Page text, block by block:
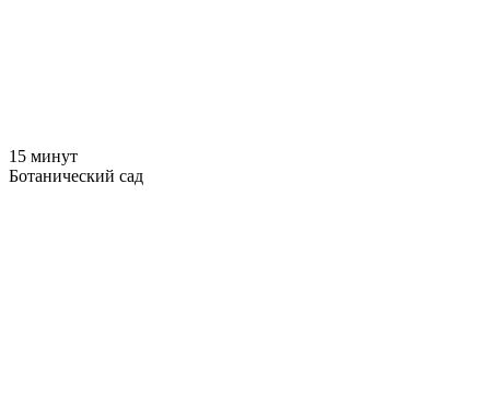
15 минут
Ботанический сад